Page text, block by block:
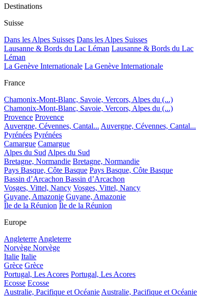
Destinations
Suisse
Dans les Alpes Suisses Dans les Alpes Suisses
Lausanne & Bords du Lac Léman Lausanne & Bords du Lac
Léman
La Genève Internationale La Genève Internationale
France
Chamonix-Mont-Blanc, Savoie, Vercors, Alpes du (...)
Chamonix-Mont-Blanc, Savoie, Vercors, Alpes du (...)
Provence Provence
Auvergne, Cévennes, Cantal... Auvergne, Cévennes, Cantal...
Pyrénées Pyrénées
Camargue Camargue
Alpes du Sud Alpes du Sud
Bretagne, Normandie Bretagne, Normandie
Pays Basque, Côte Basque Pays Basque, Côte Basque
Bassin d’Arcachon Bassin d’Arcachon
Vosges, Vittel, Nancy Vosges, Vittel, Nancy
Guyane, Amazonie Guyane, Amazonie
Île de la Réunion Île de la Réunion
Europe
Angleterre Angleterre
Norvège Norvège
Italie Italie
Grèce Grèce
Portugal, Les Acores Portugal, Les Acores
Ecosse Ecosse
Australie, Pacifique et Océanie Australie, Pacifique et Océanie